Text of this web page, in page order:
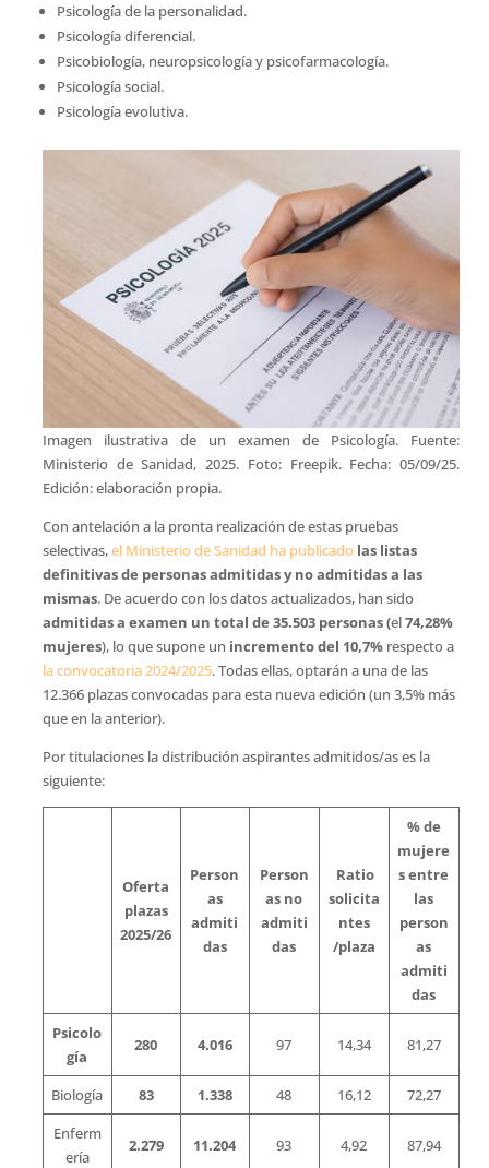
Psicología de la personalidad.
Psicología diferencial.
Psicobiología, neuropsicología y psicofarmacología.
Psicología social.
Psicología evolutiva.
Imagen ilustrativa de un examen de Psicología. Fuente:
Ministerio de Sanidad, 2025. Foto: Freepik. Fecha: 05/09/25.
Edición: elaboración propia.
Con antelación a la pronta realización de estas pruebas
selectivas,el Ministerio de Sanidad ha publicado las listas
definitivas de personas admitidas y no admitidas a las
mismas. De acuerdo con los datos actualizados, han sido
admitidas a examen un total de 35.503 personas (el74,28%
mujeres), lo que supone un incremento del 10,7%respecto a
la convocatoria 2024/2025. Todas ellas, optarán a una de las
12.366 plazas convocadas para esta nueva edición (un 3,5% más
que en la anterior).
Por titulaciones la distribución aspirantes admitidos/as es la
siguiente:
Oferta
plazas
2025/26
Person
as
admiti
das
Person
as no
admiti
das
Ratio
solicita
ntes
/plaza
% de
mujere
s entre
las
person
as
admiti
das
Psicolo
gía
280 4.016 97 14,34 81,27
Biología 83 1.338 48 16,12
72,27
Enferm
ería
2.279 11.204 93 4,92 87,94